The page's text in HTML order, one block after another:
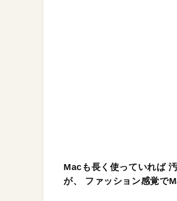
Macも長く使っていれば
が、 ファッション感覚で